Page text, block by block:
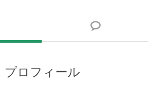
プロフィール